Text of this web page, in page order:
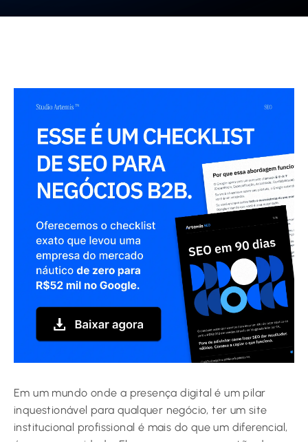
Em um mundo onde a presença digital é um pilar
inquestionável para qualquer negócio, ter um site
institucional profissional é mais do que um diferencial,